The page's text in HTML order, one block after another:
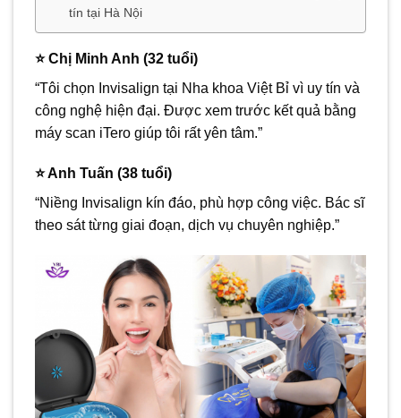
tín tại Hà Nội
⭐ Chị Minh Anh (32 tuổi)
“Tôi chọn Invisalign tại Nha khoa Việt Bỉ vì uy tín và
công nghệ hiện đại. Được xem trước kết quả bằng
máy scan iTero giúp tôi rất yên tâm.”
⭐ Anh Tuấn (38 tuổi)
“Niềng Invisalign kín đáo, phù hợp công việc. Bác sĩ
theo sát từng giai đoạn, dịch vụ chuyên nghiệp.”